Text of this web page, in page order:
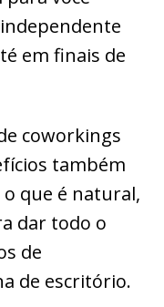
em finais de
coworkings
também
que é natural,
dar todo o
de
de escritório.